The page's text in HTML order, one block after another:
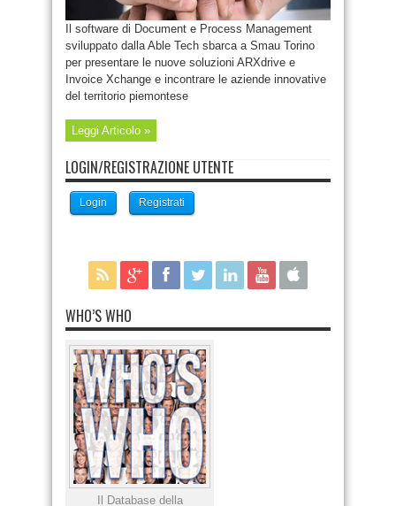
Il software di Document e Process Management
sviluppato dalla Able Tech sbarca a Smau Torino
per presentare le nuove soluzioni ARXdrive e
Invoice Xchange e incontrare le aziende innovative
del territorio piemontese
Leggi Articolo »
LOGIN/REGISTRAZIONE UTENTE
Login Registrati
WHO’S WHO
Il Database della